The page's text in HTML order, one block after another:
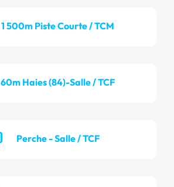
1 500m Piste Courte / TCM
60m Haies (84)-Salle / TCF
Perche - Salle / TCF